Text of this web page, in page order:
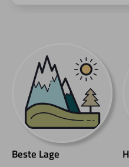
Sauna und Infrarotkabine
Beste Lage